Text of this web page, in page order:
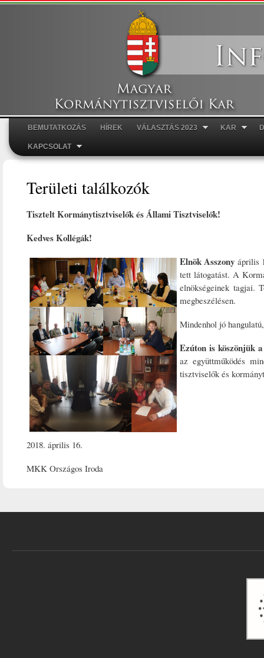
Főmenü
BEMUTATKOZÁS HÍREK VÁLASZTÁS 2023 KAR
KAPCSOLAT
Területi találkozók
Tisztelt Kormánytisztviselők és Állami Tisztviselők!
Kedves Kollégák!
Elnök Asszony április
tett látogatást. A
elnökségeinek tagjai.
megbeszélésen.
Mindenhol jó
Ezúton is köszönjük
az együttműködés
tisztviselők és
2018. április 16.
MKK Országos Iroda